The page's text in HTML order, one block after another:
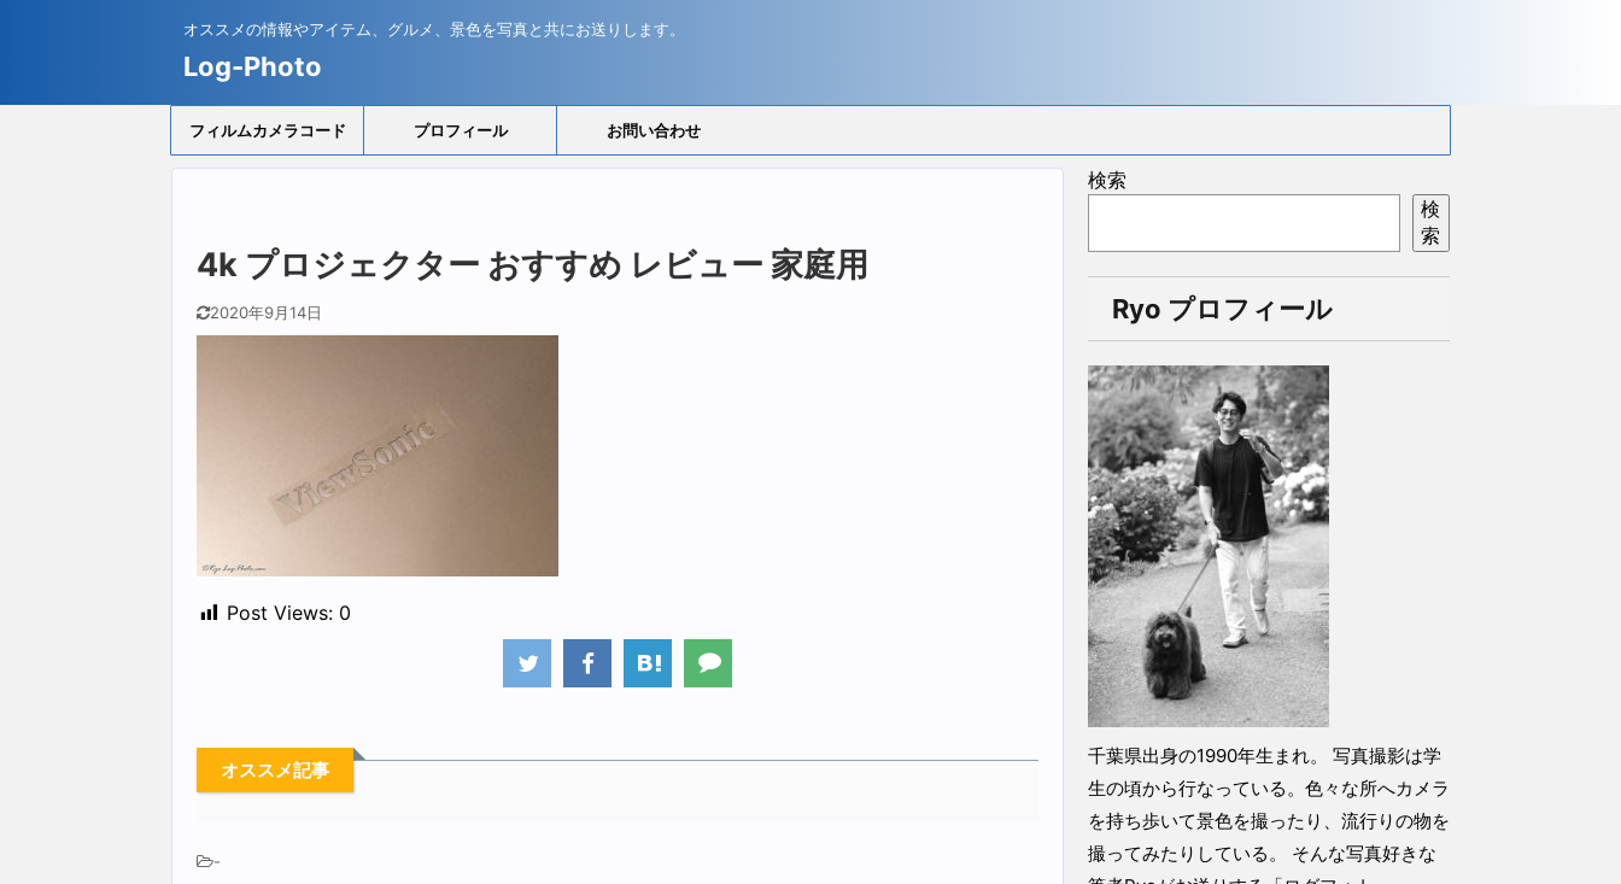
オススメの情報やアイテム、グルメ、景色を写真と共にお送りします。
Log-Photo
フィルムカメラコード プロフィール お問い合わせ
4k プロジェクター おすすめ レビュー 家庭用
2020年9月14日
Post Views: 0
オススメ記事
-
検索
検
索
Ryo プロフィール
千葉県出身の1990年生まれ。 写真撮影は学
生の頃から行なっている。色々な所へカメラ
を持ち歩いて景色を撮ったり、流行りの物を
撮ってみたりしている。 そんな写真好きな